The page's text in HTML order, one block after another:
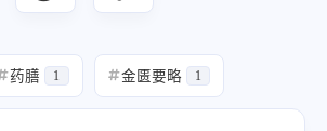
药膳 1 #金匮要略 1